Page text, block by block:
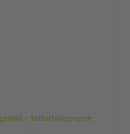
– Selbsthilfegruppe